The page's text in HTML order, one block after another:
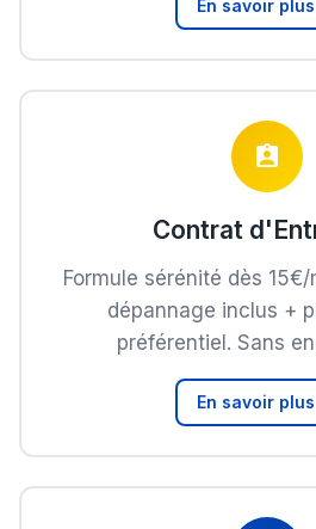
En savoir plus
Contrat
Formule sérénité dès
dépannage inclus +
préférentiel. Sans
En savoir plus